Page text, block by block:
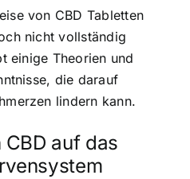
von CBD Tabletten
nicht vollständig
einige Theorien und
die darauf
lindern kann.
auf das